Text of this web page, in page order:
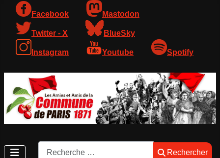
Facebook Mastodon
Twitter - X BlueSky
Instagram Youtube Spotify
Rechercher
Rechercher